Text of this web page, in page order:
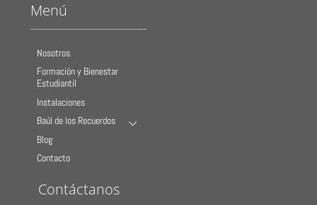
Menú
Nosotros
Formación y Bienestar
Estudiantil
Instalaciones
Baúl de los Recuerdos
Blog
Contacto
Contáctanos